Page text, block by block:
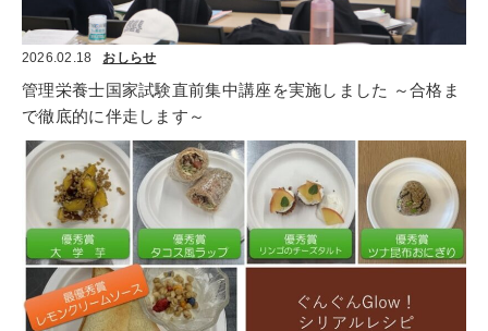
2026.02.18 おしらせ
管理栄養士国家試験直前集中講座を実施しました ～合格ま
で徹底的に伴走します～